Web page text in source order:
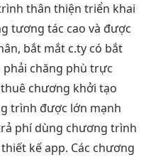
thân thiện triển khai
tương tác cao và được
bắt mắt c.ty có bắt
phải chăng phù trực
thuê chương khởi tạo
trình được lớn mạnh
phí dùng chương trình
kế app. Các chương